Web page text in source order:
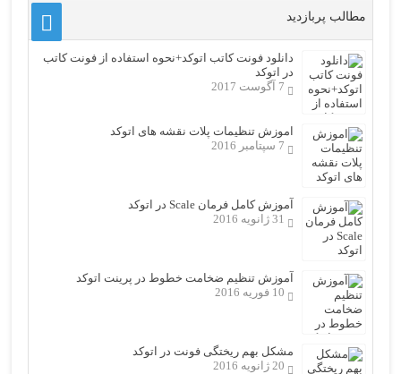
مطالب پربازدید
دانلود فونت کاتب اتوکد+نحوه استفاده از فونت کاتب
در اتوکد
7 آگوست 2017
اموزش تنظیمات پلات نقشه های اتوکد
7 سپتامبر 2016
آموزش کامل فرمان Scale در اتوکد
31 ژانویه 2016
آموزش تنظیم ضخامت خطوط در پرینت اتوکد
10 فوریه 2016
مشکل بهم ریختگی فونت در اتوکد
20 ژانویه 2016